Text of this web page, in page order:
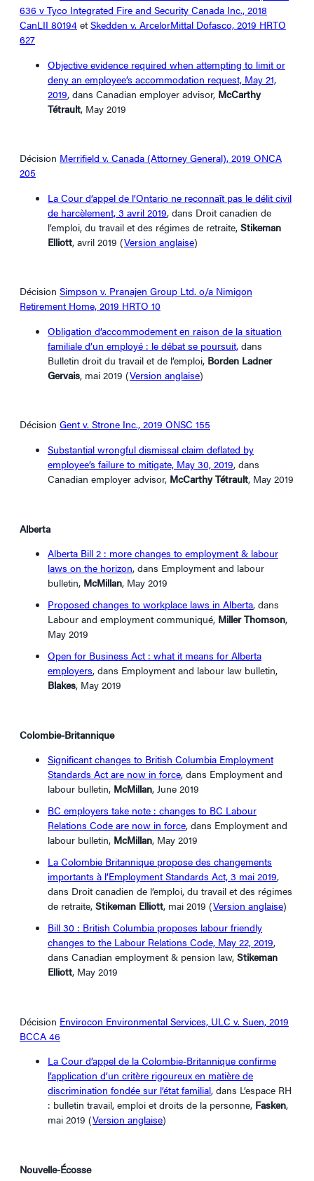
636 v Tyco Integrated Fire and Security Canada Inc., 2018
CanLII 80194 etSkedden v. ArcelorMittal Dofasco, 2019 HRTO
627
Objective evidence required when attempting to limit or
deny an employee’s accommodation request, May 21,
2019, dans Canadian employer advisor, McCarthy
Tétrault, May 2019
Décision Merrifield v. Canada (Attorney General), 2019 ONCA
205
La Cour d’appel de l’Ontario ne reconnaît pas le délit civil
de harcèlement, 3 avril 2019, dans Droit canadien de
l’emploi, du travail et des régimes de retraite, Stikeman
Elliott, avril 2019 (Version anglaise)
Décision Simpson v. Pranajen Group Ltd. o/a Nimigon
Retirement Home, 2019 HRTO 10
Obligation d’accommodement en raison de la situation
familiale d’un employé : le débat se poursuit, dans
Bulletin droit du travail et de l’emploi, Borden Ladner
Gervais, mai 2019 (Version anglaise)
Décision Gent v. Strone Inc., 2019 ONSC 155
Substantial wrongful dismissal claim deflated by
employee’s failure to mitigate, May 30, 2019, dans
Canadian employer advisor, McCarthy Tétrault, May 2019
Alberta
Alberta Bill 2 : more changes to employment & labour
laws on the horizon, dans Employment and labour
bulletin, McMillan, May 2019
Proposed changes to workplace laws in Alberta, dans
Labour and employment communiqué, Miller Thomson,
May 2019
Open for Business Act : what it means for Alberta
employers, dans Employment and labour law bulletin,
Blakes, May 2019
Colombie-Britannique
Significant changes to British Columbia Employment
Standards Act are now in force, dans Employment and
labour bulletin, McMillan, June 2019
BC employers take note : changes to BC Labour
Relations Code are now in force, dans Employment and
labour bulletin, McMillan, May 2019
La Colombie Britannique propose des changements
importants à l’Employment Standards Act, 3 mai 2019,
dans Droit canadien de l’emploi, du travail et des régimes
de retraite, Stikeman Elliott, mai 2019 (Version anglaise)
Bill 30 : British Columbia proposes labour friendly
changes to the Labour Relations Code, May 22, 2019,
dans Canadian employment & pension law, Stikeman
Elliott, May 2019
Décision Envirocon Environmental Services, ULC v. Suen, 2019
BCCA 46
La Cour d’appel de la Colombie-Britannique confirme
l’application d’un critère rigoureux en matière de
discrimination fondée sur l’état familial, dans L’espace RH
: bulletin travail, emploi et droits de la personne, Fasken,
mai 2019 (Version anglaise)
Nouvelle-Écosse